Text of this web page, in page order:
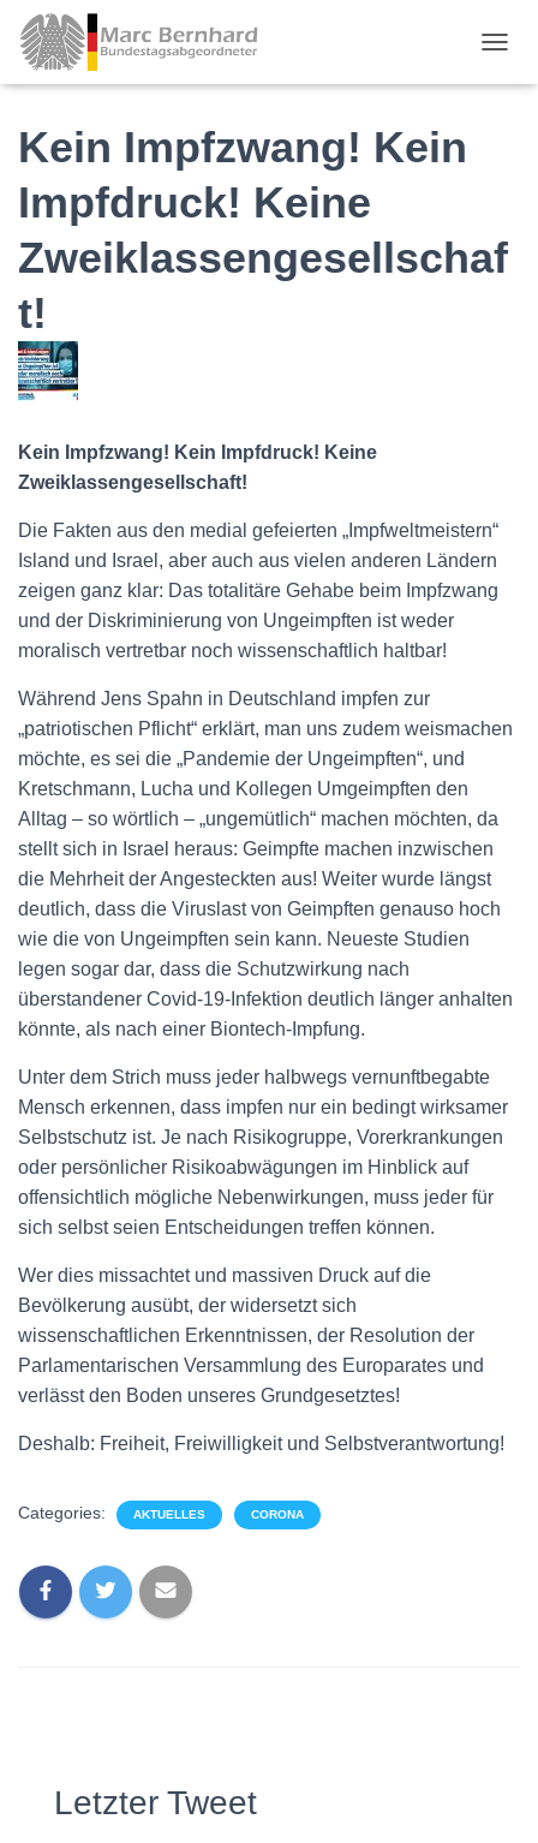
Kein Impfzwang! Kein
Impfdruck! Keine
Zweiklassengesellschaf
t!
Kein Impfzwang! Kein Impfdruck! Keine
Zweiklassengesellschaft!
Die Fakten aus den medial gefeierten „Impfweltmeistern“
Island und Israel, aber auch aus vielen anderen Ländern
zeigen ganz klar: Das totalitäre Gehabe beim Impfzwang
und der Diskriminierung von Ungeimpften ist weder
moralisch vertretbar noch wissenschaftlich haltbar!
Während Jens Spahn in Deutschland impfen zur
„patriotischen Pflicht“ erklärt, man uns zudem weismachen
möchte, es sei die „Pandemie der Ungeimpften“, und
Kretschmann, Lucha und Kollegen Umgeimpften den
Alltag – so wörtlich – „ungemütlich“ machen möchten, da
stellt sich in Israel heraus: Geimpfte machen inzwischen
die Mehrheit der Angesteckten aus! Weiter wurde längst
deutlich, dass die Viruslast von Geimpften genauso hoch
wie die von Ungeimpften sein kann. Neueste Studien
legen sogar dar, dass die Schutzwirkung nach
überstandener Covid-19-Infektion deutlich länger anhalten
könnte, als nach einer Biontech-Impfung.
Unter dem Strich muss jeder halbwegs vernunftbegabte
Mensch erkennen, dass impfen nur ein bedingt wirksamer
Selbstschutz ist. Je nach Risikogruppe, Vorerkrankungen
oder persönlicher Risikoabwägungen im Hinblick auf
offensichtlich mögliche Nebenwirkungen, muss jeder für
sich selbst seien Entscheidungen treffen können.
Wer dies missachtet und massiven Druck auf die
Bevölkerung ausübt, der widersetzt sich
wissenschaftlichen Erkenntnissen, der Resolution der
Parlamentarischen Versammlung des Europarates und
verlässt den Boden unseres Grundgesetztes!
Deshalb: Freiheit, Freiwilligkeit und Selbstverantwortung!
Categories: AKTUELLES CORONA
Letzter Tweet